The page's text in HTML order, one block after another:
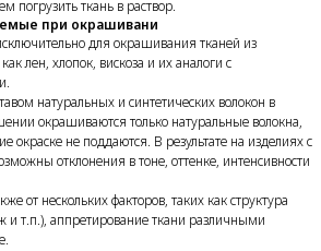
погрузить ткань в раствор.
при окрашивани
для окрашивания тканей из
лен, хлопок, вискоза и их аналоги с
натуральных и синтетических волокон в
окрашиваются только натуральные волокна,
окраске не поддаются. В результате на изделиях с
отклонения в тоне, оттенке, интенсивности
от нескольких факторов, таких как структура
и т.п.), аппретирование ткани различными